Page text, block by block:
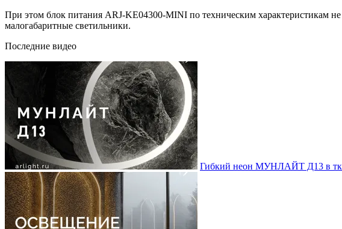
При этом блок питания ARJ-KE04300-MINI по техническим характеристикам
малогабаритные светильники.
Последние видео
Гибкий неон МУНЛАЙТ Д13 в